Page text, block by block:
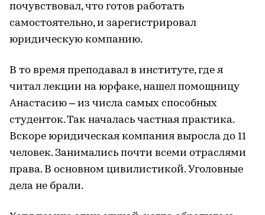
почувствовал, что готов работать
самостоятельно, и зарегистрировал
юридическую компанию.
В то время преподавал в институте, где я
читал лекции на юрфаке, нашел помощницу
Анастасию – из числа самых способных
студенток. Так началась частная практика.
Вскоре юридическая компания выросла до 11
человек. Занимались почти всеми отраслями
права. В основном цивилистикой. Уголовные
дела не брали.